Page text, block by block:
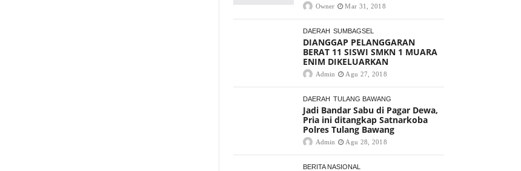
Owner Mar 31, 2018
DAERAH SUMBAGSEL
DIANGGAP PELANGGARAN
BERAT 11 SISWI SMKN 1 MUARA
ENIM DIKELUARKAN
Admin Agu 27, 2018
DAERAH TULANG BAWANG
Jadi Bandar Sabu di Pagar Dewa,
Pria ini ditangkap Satnarkoba
Polres Tulang Bawang
Admin Agu 28, 2018
BERITA NASIONAL